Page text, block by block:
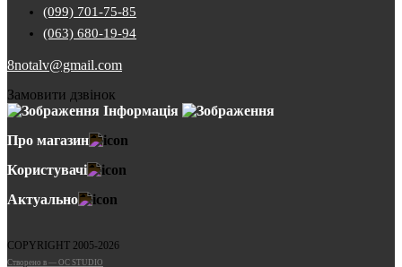
(099) 701-75-85
(063) 680-19-94
8notalv@gmail.com
Замовити дзвінок
Інформація
Про магазин
Користувачі
Актуально
COPYRIGHT 2005-2026
Cтворено в — OC STUDIO